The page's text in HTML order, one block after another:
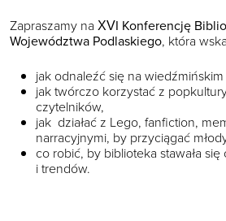
Zapraszamy na XVI Konferencję
Województwa Podlaskiego, która
jak odnaleźć się na
jak twórczo korzystać z
czytelników,
jak działać z Lego, fanfiction,
narracyjnymi, by przyciągać
co robić, by biblioteka stawała
i trendów.